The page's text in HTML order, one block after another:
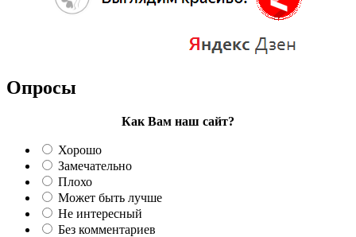
Опросы
Как Вам наш сайт?
Хорошо
Замечательно
Плохо
Может быть лучше
Не интересный
Без комментариев